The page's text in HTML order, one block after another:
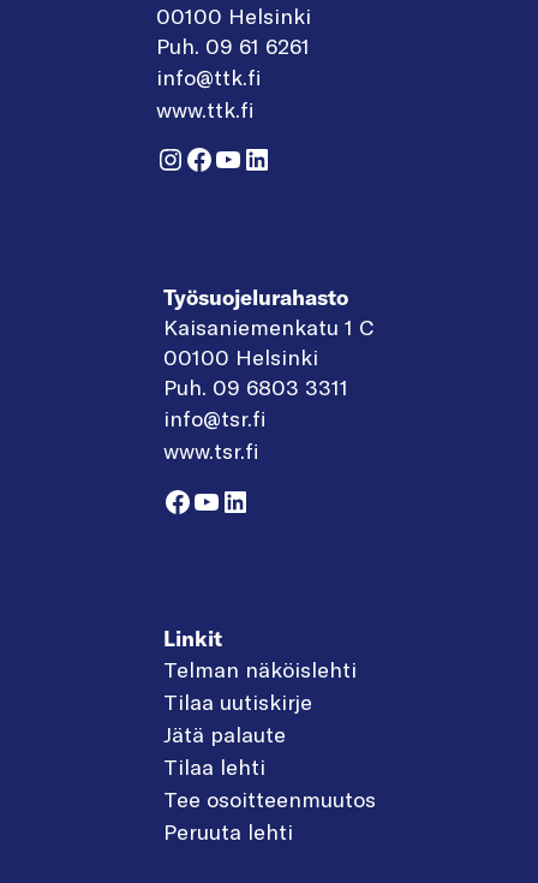
00100 Helsinki
Puh. 09 61 6261
info@ttk.fi
www.ttk.fi
Instagram
Facebook
YouTube
LinkedIn
Työsuojelurahasto
Kaisaniemenkatu 1 C
00100 Helsinki
Puh. 09 6803 3311
info@tsr.fi
www.tsr.fi
Facebook
YouTube
LinkedIn
Linkit
Telman näköislehti
Tilaa uutiskirje
Jätä palaute
Tilaa lehti
Tee osoitteenmuutos
Peruuta lehti